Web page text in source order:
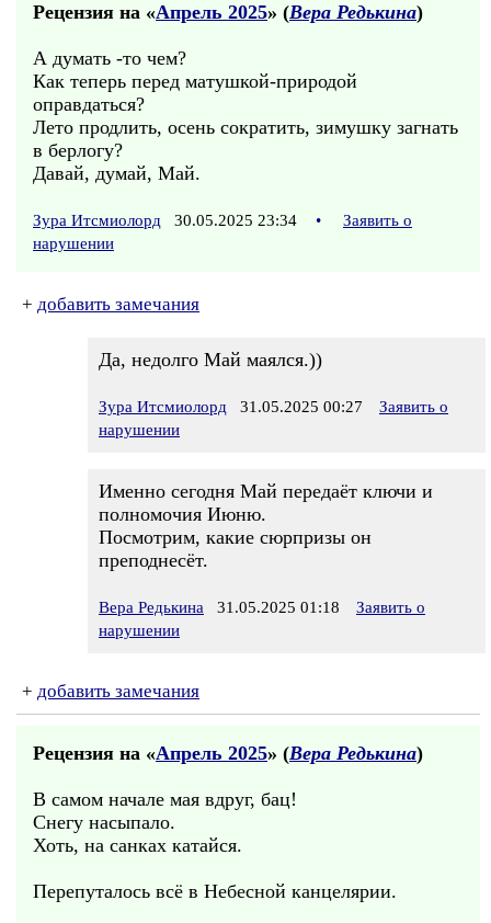
Рецензия на «Апрель 2025» (Вера Редькина)
А думать -то чем?
Как теперь перед матушкой-природой
оправдаться?
Лето продлить, осень сократить, зимушку загнать
в берлогу?
Давай, думай, Май.
Зура Итсмиолорд 30.05.2025 23:34 •
Заявить о
нарушении
+ добавить замечания
Да, недолго Май маялся.))
Зура Итсмиолорд 31.05.2025 00:27
Заявить о
нарушении
Именно сегодня Май передаёт ключи и
полномочия Июню.
Посмотрим, какие сюрпризы он
преподнесёт.
Вера Редькина 31.05.2025 01:18
Заявить о
нарушении
+ добавить замечания
Рецензия на «Апрель 2025» (Вера Редькина)
В самом начале мая вдруг, бац!
Снегу насыпало.
Хоть, на санках катайся.
Перепуталось всё в Небесной канцелярии.